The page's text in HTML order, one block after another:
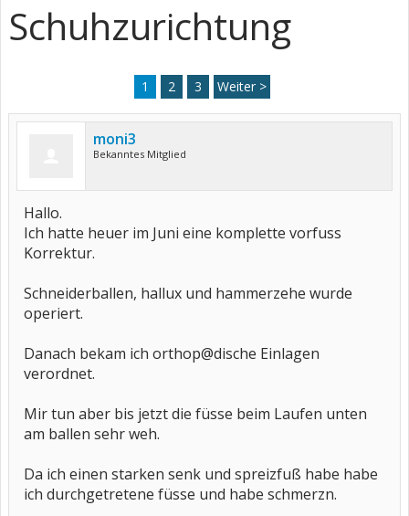
Schuhzurichtung
1 2 3 Weiter >
moni3
Bekanntes Mitglied
Hallo.
Ich hatte heuer im Juni eine komplette vorfuss
Korrektur.
Schneiderballen, hallux und hammerzehe wurde
operiert.
Danach bekam ich orthop@dische Einlagen
verordnet.
Mir tun aber bis jetzt die füsse beim Laufen unten
am ballen sehr weh.
Da ich einen starken senk und spreizfuß habe habe
ich durchgetretene füsse und habe schmerzn.